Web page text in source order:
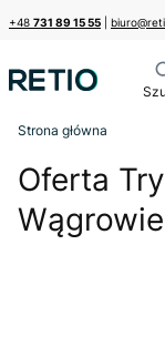
+48 731 89 15 55
Strona główna
Oferta